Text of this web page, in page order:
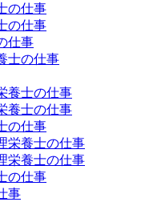
の仕事
の仕事
仕事
士の仕事
養士の仕事
養士の仕事
の仕事
栄養士の仕事
栄養士の仕事
の仕事
事